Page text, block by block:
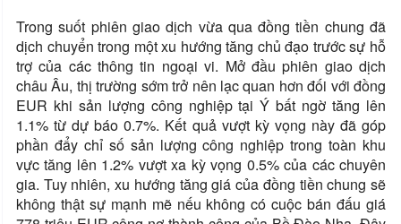
Trong suốt phiên giao dịch vừa qua đồng tiền chung đã
dịch chuyển trong một xu hướng tăng chủ đạo trước sự hỗ
trợ của các thông tin ngoại vi. Mở đầu phiên giao dịch
châu Âu, thị trường sớm trở nên lạc quan hơn đối với đồng
EUR khi sản lượng công nghiệp tại Ý bất ngờ tăng lên
1.1% từ dự báo 0.7%. Kết quả vượt kỳ vọng này đã góp
phần đẩy chỉ số sản lượng công nghiệp trong toàn khu
vực tăng lên 1.2% vượt xa kỳ vọng 0.5% của các chuyên
gia. Tuy nhiên, xu hướng tăng giá của đồng tiền chung sẽ
không thật sự mạnh mẽ nếu không có cuộc bán đấu giá